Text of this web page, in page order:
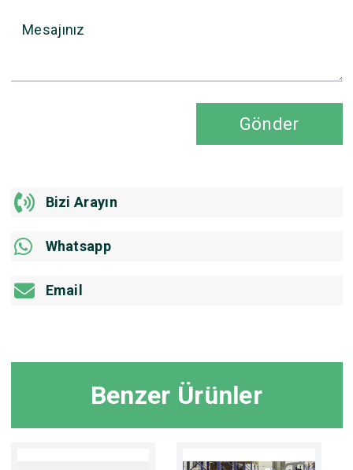
Mesajınız
Gönder
Bizi Arayın
Whatsapp
Email
Benzer Ürünler